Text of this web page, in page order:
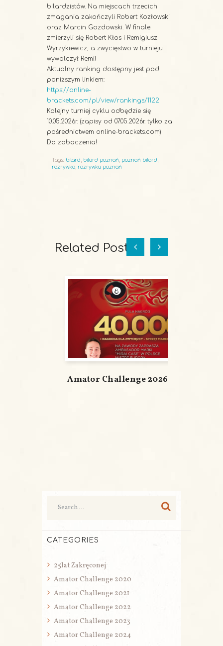
bilardzistów. Na miejscach trzecich
zmagania zakończyli Robert Kozłowski
oraz Marcin Gozdowski. W finale
zmierzyli się Robert Kłos i Remigiusz
Wyrzykiewicz, a zwycięstwo w turnieju
wywalczył Remi!
Aktualny ranking dostępny jest pod
poniższym linkiem:
https://online-
brackets.com/pl/view/rankings/1122
Kolejny turniej cyklu odbędzie się
10.05.2026r. (zapisy od 07.05.2026r. tylko za
pośrednictwem online-brackets.com)
Do zobaczenia!
Tags: bilard bilard poznań poznań bilard
rozrywka rozrywka poznań
Related Posts
Amator Challenge 2026
CATEGORIES
25lat Zakręconej
Amator Challenge 2020
Amator Challenge 2021
Amator Challenge 2022
Amator Challenge 2023
Amator Challenge 2024